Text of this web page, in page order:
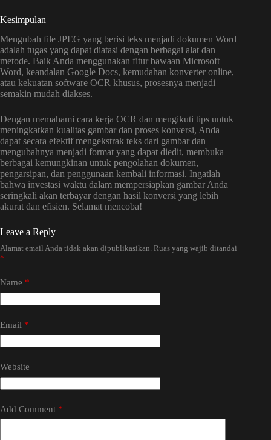
Kesimpulan
Mengubah file JPEG yang berisi teks menjadi dokumen Word
adalah tugas yang dapat diatasi dengan berbagai alat dan
metode. Baik Anda menggunakan fitur bawaan Microsoft
Word, keandalan Google Docs, kemudahan konverter online,
atau kekuatan software OCR khusus, prosesnya menjadi
semakin mudah diakses.
Dengan memahami cara kerja OCR dan mengikuti tips untuk
meningkatkan kualitas gambar dan proses konversi, Anda
dapat secara efektif mengekstrak teks dari gambar dan
mengubahnya menjadi format yang dapat diedit, membuka
berbagai kemungkinan untuk pengolahan dokumen,
pengarsipan, dan penggunaan kembali informasi. Ingatlah
bahwa investasi waktu dalam mempersiapkan gambar Anda
seringkali akan terbayar dengan hasil konversi yang lebih
akurat dan efisien. Selamat mencoba!
Leave a Reply
Alamat email Anda tidak akan dipublikasikan. Ruas yang wajib ditandai
*
Name *
Email *
Website
Add Comment *